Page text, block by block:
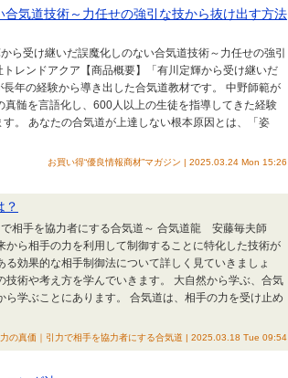
気道技術～力任せの強引な技から抜け出す方法
ら受け継いだ誤魔化しのない合気道技術～力任せの強引
レンドアクア【商品概要】「有川定輝から受け継いだ
年の経験から導き出した合気道教材です。 中野師範が
髄を言語化し、600人以上の生徒を指導してきた経験
。 あなたの合気道が上達しない根本原因とは、「姿
お買い得“優良情報商材”マガジン | 2025.03.24 Mon 15:26
？
相手を協力者にする合気道～ 合気道龍 安藤毎夫師
相手の力を利用して制御することに特化した技術が
効果的な相手制御法について詳しく見ていきましょ
技術や考え方を学んでいきます。 大自然から学ぶ、合気
学ぶことにあります。 合気道は、相手の力を受け止め
の真価｜引力で相手を協力者にする合気道 | 2025.03.18 Tue 09:54